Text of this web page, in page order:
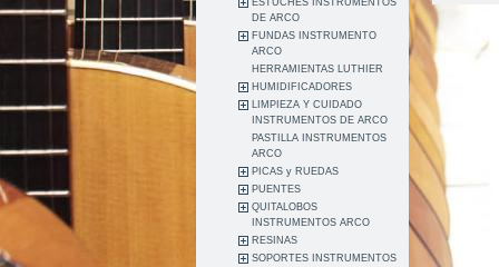
ESTUCHES INSTRUMENTOS
DE ARCO
FUNDAS INSTRUMENTO
ARCO
HERRAMIENTAS LUTHIER
HUMIDIFICADORES
LIMPIEZA Y CUIDADO
INSTRUMENTOS DE ARCO
PASTILLA INSTRUMENTOS
ARCO
PICAS y RUEDAS
PUENTES
QUITALOBOS
INSTRUMENTOS ARCO
RESINAS
SOPORTES INSTRUMENTOS